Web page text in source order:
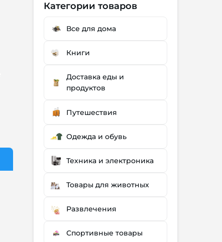
Категории товаров
Все для дома
Книги
Доставка еды и
продуктов
Путешествия
Одежда и обувь
Техника и электроника
Товары для животных
Развлечения
Спортивные товары